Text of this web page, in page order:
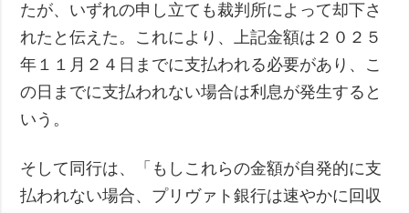
たが、いずれの申し立ても裁判所によって却下さ
れたと伝えた。これにより、上記金額は２０２５
年１１月２４日までに支払われる必要があり、こ
の日までに支払われない場合は利息が発生すると
いう。
そして同行は、「もしこれらの金額が自発的に支
払われない場合、プリヴァト銀行は速やかに回収